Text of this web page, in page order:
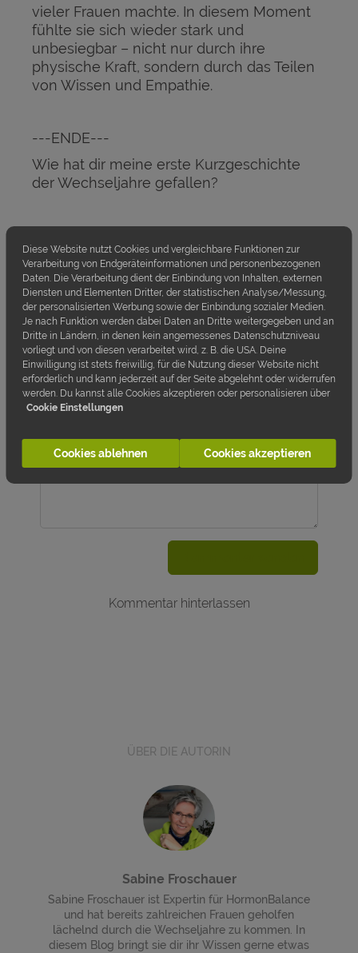
vieler Frauen machte. In diesem Moment
fühlte sie sich wieder stark und
unbesiegbar – nicht nur durch ihre
physische Kraft, sondern durch das Teilen
von Wissen und Empathie.
---ENDE---
Wie hat dir meine erste Kurzgeschichte
der Wechseljahre gefallen?
Kommentar hinterlassen
Kommentar hinterlassen
ÜBER DIE AUTORIN
Sabine Froschauer
Sabine Froschauer ist Expertin für HormonBalance
und hat bereits zahlreichen Frauen geholfen
lächelnd durch die Wechseljahre zu kommen. In
diesem Blog bringt sie dir ihr Wissen gerne etwas
Diese Website nutzt Cookies und vergleichbare Funktionen zur
Verarbeitung von Endgeräteinformationen und personenbezogenen
Daten. Die Verarbeitung dient der Einbindung von Inhalten, externen
Diensten und Elementen Dritter, der statistischen Analyse/Messung,
der personalisierten Werbung sowie der Einbindung sozialer Medien.
Je nach Funktion werden dabei Daten an Dritte weitergegeben und an
Dritte in Ländern, in denen kein angemessenes Datenschutzniveau
vorliegt und von diesen verarbeitet wird, z. B. die USA. Deine
Einwilligung ist stets freiwillig, für die Nutzung dieser Website nicht
erforderlich und kann jederzeit auf der Seite abgelehnt oder widerrufen
werden. Du kannst alle Cookies akzeptieren oder personalisieren über
Cookie Einstellungen
Cookies ablehnen Cookies akzeptieren